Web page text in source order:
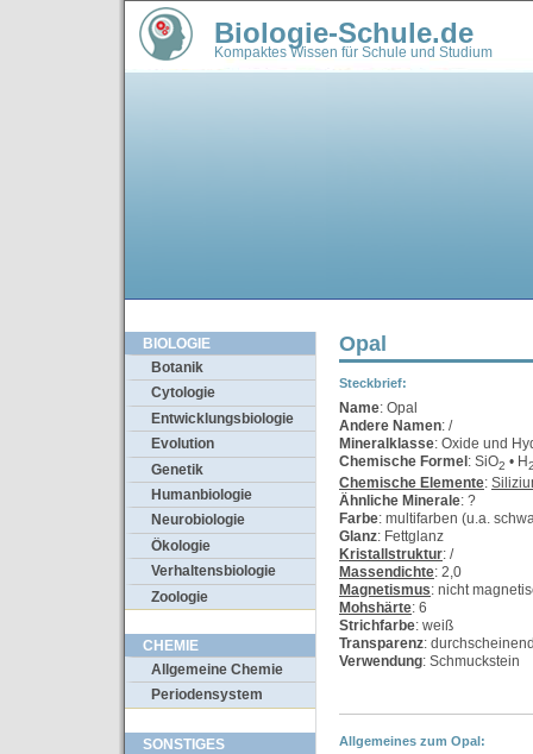
Biologie-Schule.de
Kompaktes Wissen für Schule und Studium
BIOLOGIE
Botanik
Cytologie
Entwicklungsbiologie
Evolution
Genetik
Humanbiologie
Neurobiologie
Ökologie
Verhaltensbiologie
Zoologie
CHEMIE
Allgemeine Chemie
Periodensystem
SONSTIGES
Opal
Steckbrief:
Name: Opal
Andere Namen: /
Mineralklasse: Oxide und
Chemische Formel : SiO2 • H
Chemische Elemente:
Ähnliche Minerale: ?
Farbe: multifarben (u.a.
Glanz: Fettglanz
Kristallstruktur: /
Massendichte: 2,0
Magnetismus: nicht
Mohshärte: 6
Strichfarbe: weiß
Transparenz:
Verwendung: Schmuckstein
Allgemeines zum Opal: